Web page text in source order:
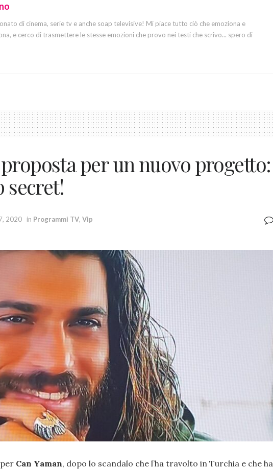
di cinema, serie tv e anche soap televisive! Mi piace tutto ciò che emoziona e
e cerco di trasmettere le stesse emozioni che provo nei testi che scrivo... spero di
per un nuovo progetto:
secret!
2020 in Programmi TV, Vip
Can Yaman, dopo lo scandalo che l’ha travolto in Turchia e che ha